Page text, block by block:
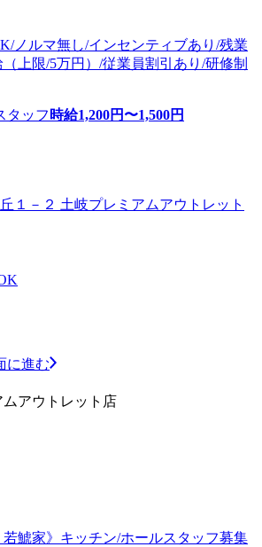
ノルマ無し/インセンティブあり/残業
上限/5万円）/従業員割引あり/研修制
タッフ 時給1,200円〜1,500円
１－２ 土岐プレミアムアウトレット
に進む
アウトレット店
若鯱家》キッチン/ホールスタッフ募集